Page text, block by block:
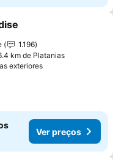
aos favoritos
1.196
km de Platanias
exterioresVer preços
Ver preços